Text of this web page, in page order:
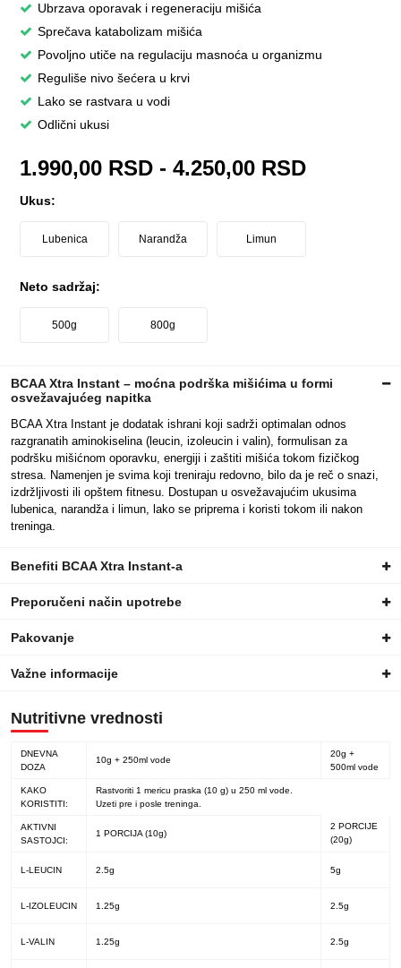
Ubrzava oporavak i regeneraciju mišića
Sprečava katabolizam mišića
Povoljno utiče na regulaciju masnoća u organizmu
Reguliše nivo šećera u krvi
Lako se rastvara u vodi
Odlični ukusi
1.990,00 RSD - 4.250,00 RSD
Ukus:
Lubenica Narandža Limun
Neto sadržaj:
500g 800g
BCAA Xtra Instant – moćna podrška mišićima u formi
osvežavajućeg napitka
BCAA Xtra Instant je dodatak ishrani koji sadrži optimalan odnos
razgranatih aminokiselina (leucin, izoleucin i valin), formulisan za
podršku mišićnom oporavku, energiji i zaštiti mišića tokom fizičkog
stresa. Namenjen je svima koji treniraju redovno, bilo da je reč o snazi,
izdržljivosti ili opštem fitnesu. Dostupan u osvežavajućim ukusima
lubenica, narandža i limun, lako se priprema i koristi tokom ili nakon
treninga.
Benefiti BCAA Xtra Instant-a
Preporučeni način upotrebe
Pakovanje
Važne informacije
Nutritivne vrednosti
DNEVNA
DOZA
10g + 250ml vode
20g +
500ml vode
KAKO
KORISTITI:
Rastvoriti 1 mericu praska (10 g) u 250 ml vode.
Uzeti pre i posle treninga.
AKTIVNI
SASTOJCI:
1 PORCIJA (10g)
2 PORCIJE
(20g)
L-LEUCIN 2.5g 5g
L-IZOLEUCIN 1.25g 2.5g
L-VALIN 1.25g 2.5g